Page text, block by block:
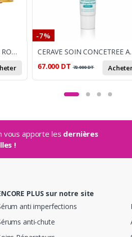
BIBS LOT DE 2 TÉTINES RONDES EN LATEX DÉBIT LENT POUR BIBERON 0M+
-7%
CERAVE SOIN
67.000 DT 72.000DT
vous apporte les dernières
!
PLUS sur notre site
anti imperfections
anti-chute